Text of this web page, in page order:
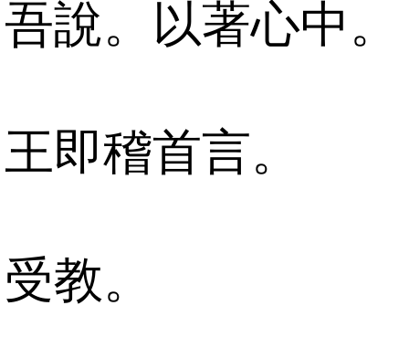
吾說。以著心中。
王即稽首言。
受教。